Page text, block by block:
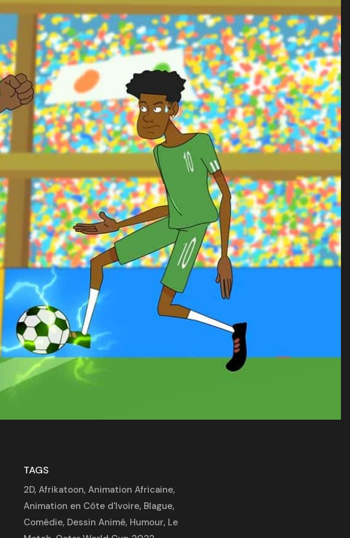
TAGS
2D,Afrikatoon,Animation Africaine,
Animation en Côte d'Ivoire, Blague,
Comédie, Dessin Animé, Humour, Le